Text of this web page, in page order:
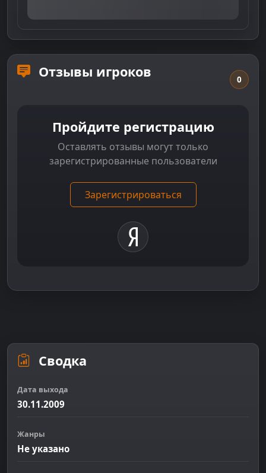
Отзывы игроков 0
Пройдите регистрацию
Оставлять отзывы могут только
зарегистрированные пользователи
Зарегистрироваться
Сводка
Дата выхода
30.11.2009
Жанры
Не указано